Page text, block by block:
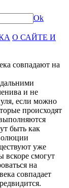
Ok
О САЙТЕ И
совпадают на
и не
если можно
происходят
быть как
уже
вскоре смогут
на
совпадает